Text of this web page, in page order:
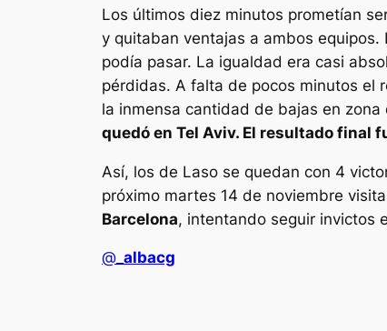
Los últimos diez minutos prometían
y quitaban ventajas a ambos
podía pasar. La igualdad era casi
pérdidas. A falta de pocos minutos el
la inmensa cantidad de bajas en
quedó en Tel Aviv. El resultado final
Así, los de Laso se quedan con 4
próximo martes 14 de noviembre
Barcelona, intentando seguir invictos
@ _albacg